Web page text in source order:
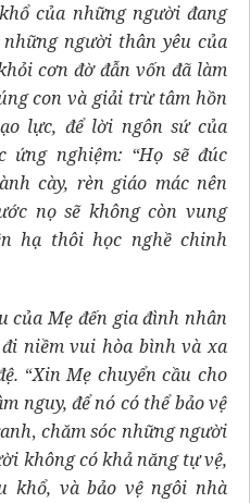
của những người đang
người thân yêu của
cơn đờ đẫn vốn đã làm
con và giải trừ tâm hồn
lực, để lời ngôn sứ của
nghiệm: “Họ sẽ đúc
cày, rèn giáo mác nên
nọ sẽ không còn vung
hạ thôi học nghề chinh
Mẹ đến gia đình nhân
niềm vui hòa bình và xa
“Xin Mẹ chuyển cầu cho
nguy, để nó có thể bảo vệ
, chăm sóc những người
không có khả năng tự vệ,
khổ, và bảo vệ ngôi nhà